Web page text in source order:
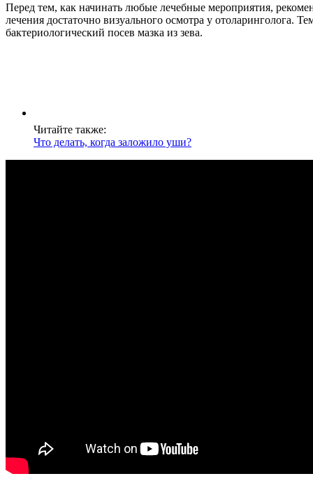
Перед тем, как начинать любые лечебные мероприятия,
лечения достаточно визуального осмотра у отоларинголога.
бактериологический посев мазка из зева.
Читайте также:
Что делать, когда заложило уши?